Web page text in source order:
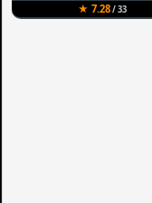
★ 7.28/ 33